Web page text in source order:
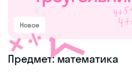
Новое
Предмет: математика